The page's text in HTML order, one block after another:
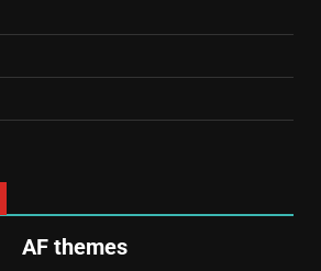
AF themes